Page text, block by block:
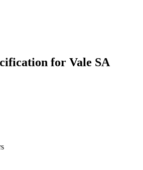
for Vale SA